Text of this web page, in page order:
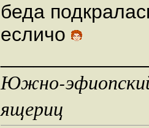
беда
есличо
Южно-эфиопский
ящериц